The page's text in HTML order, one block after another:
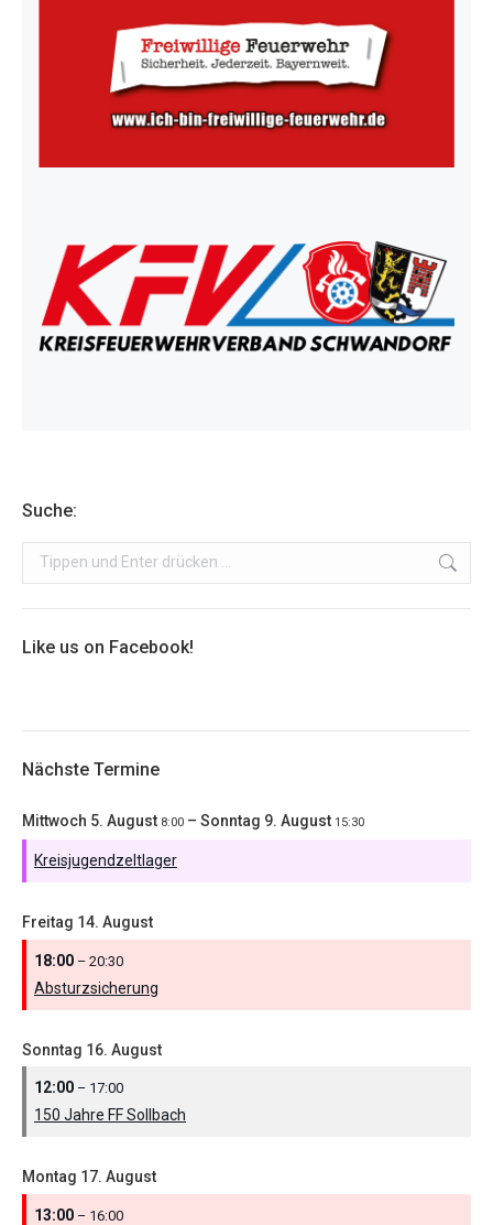
Suche:
Search:
Like us on Facebook!
Nächste Termine
Mittwoch 5. August 8:00 – Sonntag 9. August 15:30
Kreisjugendzeltlager
Freitag 14. August
18:00 – 20:30
Absturzsicherung
Sonntag 16. August
12:00 – 17:00
150 Jahre FF Sollbach
Montag 17. August
13:00 – 16:00